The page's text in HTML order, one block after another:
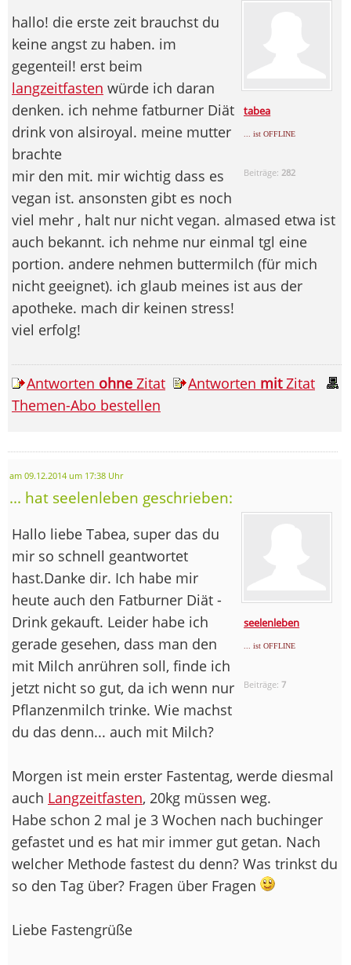
tabea
... ist OFFLINE
Beiträge: 282
hallo! die erste zeit brauchst du
keine angst zu haben. im
gegenteil! erst beim
langzeitfasten würde ich daran
denken. ich nehme fatburner Diät
drink von alsiroyal. meine mutter
brachte
mir den mit. mir wichtig dass es
vegan ist. ansonsten gibt es noch
viel mehr , halt nur nicht vegan. almased etwa ist
auch bekannt. ich nehme nur einmal tgl eine
portion. andere nehmen buttermilch (für mich
nicht geeignet). ich glaub meines ist aus der
apotheke. mach dir keinen stress!
viel erfolg!
Antworten ohne Zitat Antworten mitZitat
Themen-Abo bestellen
am 09.12.2014 um 17:38 Uhr
... hat seelenleben geschrieben:
seelenleben
... ist OFFLINE
Beiträge:7
Hallo liebe Tabea, super das du
mir so schnell geantwortet
hast.Danke dir. Ich habe mir
heute auch den Fatburner Diät -
Drink gekauft. Leider habe ich
gerade gesehen, dass man den
mit Milch anrühren soll, finde ich
jetzt nicht so gut, da ich wenn nur
Pflanzenmilch trinke. Wie machst
du das denn... auch mit Milch?
Morgen ist mein erster Fastentag, werde diesmal
auch Langzeitfasten, 20kg müssen weg.
Habe schon 2 mal je 3 Wochen nach buchinger
gefastet und es hat mir immer gut getan. Nach
welcher Methode fastest du denn? Was trinkst du
so den Tag über? Fragen über Fragen
Liebe Fastengrüße